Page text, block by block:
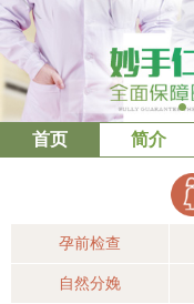
1
首页 简介
孕前检查
自然分娩